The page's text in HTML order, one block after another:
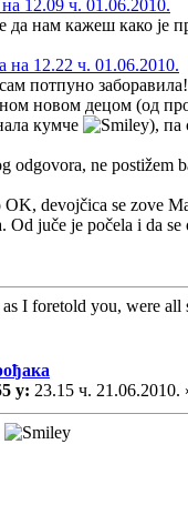
12.09 ч. 01.06.2010.
да нам кажеш како је
12.22 ч. 01.06.2010.
потпуно
новом децом (од
кумче
), па
odgovora, ne postižem
OK, devojčica se zove
Od juče je počela i da
as I foretold you, were
у: 23.15 ч. 21.06.2010.